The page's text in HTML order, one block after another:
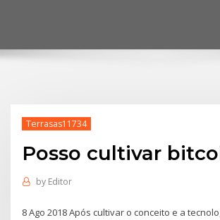
Terrasas11734
Posso cultivar
by Editor
8 Ago 2018 Após cultivar o conceito e a